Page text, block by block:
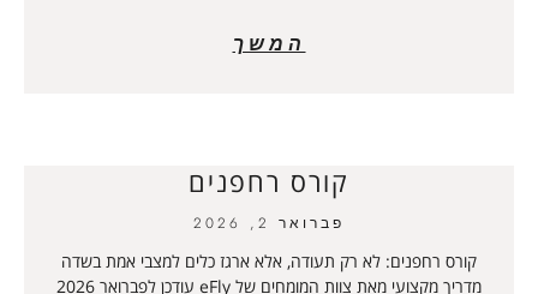
המשך
קורס רחפנים
פברואר 2, 2026
קורס רחפנים: לא רק תעודה, אלא ארגז כלים למצבי אמת בשדה
מדריך מקצועי מאת צוות המומחים של eFly עודכן לפברואר 2026